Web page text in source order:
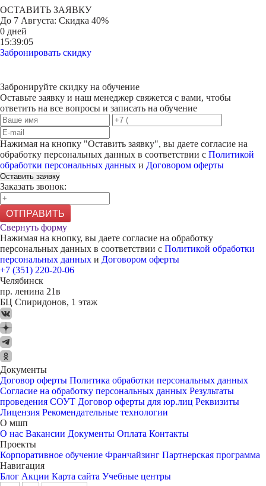
ОСТАВИТЬ ЗАЯВКУ
До 7 Августа: Скидка 40%
0 дней
15:39:05
Забронировать скидку
Забронируйте скидку на обучение
Оставьте заявку и наш менеджер свяжется с вами, чтобы
ответить на все вопросы и записать на обучение
Нажимая на кнопку "Оставить заявку", вы даете согласие на
обработку персональных данных в соответствии с Политикой
обработки персональных данных и Договором оферты
Оставить заявку
Заказать звонок:
ОТПРАВИТЬ
Свернуть форму
Нажимая на кнопку, вы даете согласие на обработку
персональных данных в соответствии с Политикой обработки
персональных данных и Договором оферты
+7 (351) 220-20-06
Челябинск
пр. ленина 21в
БЦ Спиридонов, 1 этаж
Документы
Договор оферты Политика обработки персональных данных
Согласие на обработку персональных данных Результаты
проведения СОУТ Договор оферты для юр.лиц Реквизиты
Лицензия Рекомендательные технологии
О мшп
О нас Вакансии Документы Оплата Контакты
Проекты
Корпоративное обучение Франчайзинг Партнерская программа
Навигация
Блог Акции Карта сайта Учебные центры